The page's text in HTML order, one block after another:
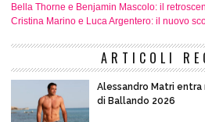
Bella Thorne e Benjamin Mascolo: il
Cristina Marino e Luca Argentero: il nuovo
ARTICOLI
Alessandro Matri
di Ballando 2026